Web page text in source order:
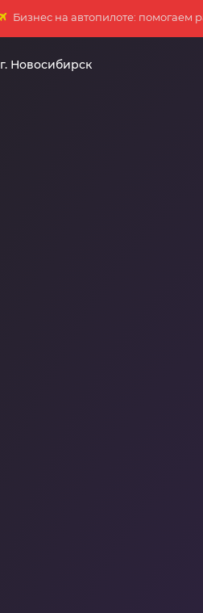
Бизнес на автопилоте: помогаем
г. Новосибирск